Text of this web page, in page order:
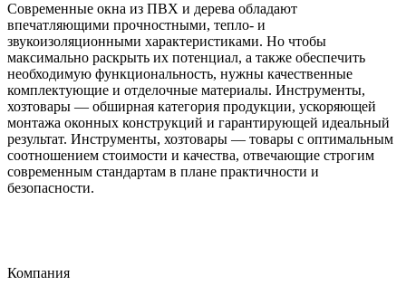
Современные окна из ПВХ и дерева обладают
впечатляющими прочностными, тепло- и
звукоизоляционными характеристиками. Но чтобы
максимально раскрыть их потенциал, а также обеспечить
необходимую функциональность, нужны качественные
комплектующие и отделочные материалы. Инструменты,
хозтовары — обширная категория продукции, ускоряющей
монтажа оконных конструкций и гарантирующей идеальный
результат. Инструменты, хозтовары — товары с оптимальным
соотношением стоимости и качества, отвечающие строгим
современным стандартам в плане практичности и
безопасности.
Компания